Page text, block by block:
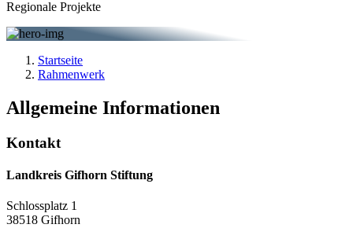
Regionale Projekte
Startseite
Rahmenwerk
Allgemeine Informationen
Kontakt
Landkreis Gifhorn Stiftung
Schlossplatz 1
38518 Gifhorn